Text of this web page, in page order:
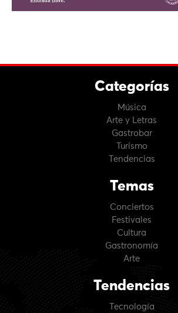
Categorías
Música
Arte y Letras
Gastrobar
Turismo
Tendencias
Temas
Conciertos
Festivales
Cultura
Gastronomía
Arte
Tendencias
Tecnología